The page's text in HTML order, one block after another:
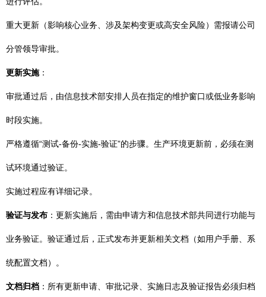
重大更新（影响核心业务、涉及架构变更或高安全风险）需报请公司
分管领导审批。
更新实施：
审批通过后，由信息技术部安排人员在指定的维护窗口或低业务影响
时段实施。
严格遵循“测试-备份-实施-验证”的步骤。生产环境更新前，必须在测
试环境通过验证。
实施过程应有详细记录。
验证与发布 ：更新实施后，需由申请方和信息技术部共同进行功能与
业务验证。验证通过后，正式发布并更新相关文档（如用户手册、系
统配置文档）。
文档归档 ：所有更新申请、审批记录、实施日志及验证报告必须归档